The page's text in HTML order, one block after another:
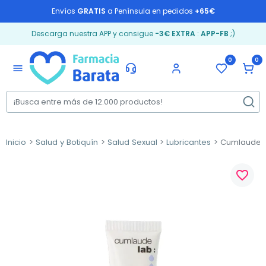
Envíos GRATIS a Península en pedidos +65€
Descarga nuestra APP y consigue -3€ EXTRA: APP-FB ;)
menu
0 0
Inicio Salud y Botiquín Salud Sexual Lubricantes Cumlaude
favorite_border